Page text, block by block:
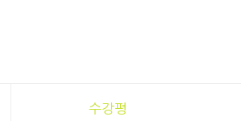
수강평